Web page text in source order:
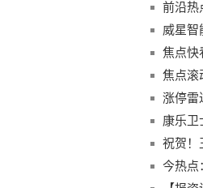
前沿热
报
威星智
焦点快
焦点滚
涨停雷
康乐卫
祝贺！
今热点